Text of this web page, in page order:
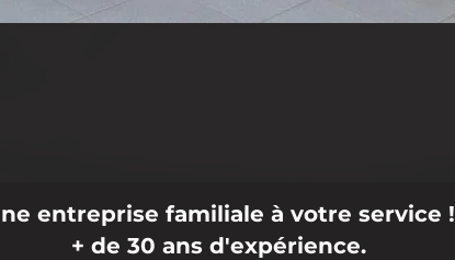
entreprise familiale à votre service !
+ de 30 ans d'expérience.